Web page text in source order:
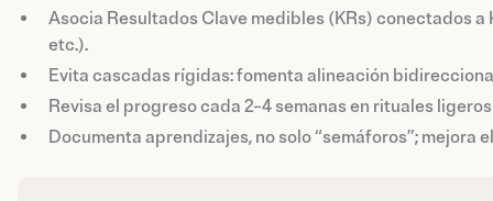
Asocia Resultados Clave medibles (KRs) conectados
etc.).
Evita cascadas rígidas: fomenta alineación
Revisa el progreso cada 2–4 semanas en rituales ligeros
Documenta aprendizajes, no solo “semáforos”; mejora